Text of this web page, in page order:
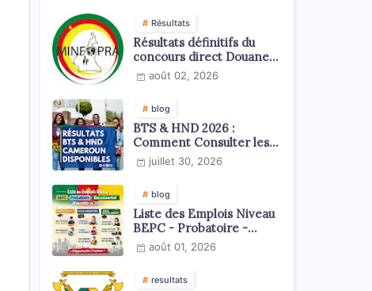
Résultats
Résultats définitifs du
concours direct Douanes
2026août 02, 2026
blog
BTS & HND 2026 :
Comment Consulter les
Résultats ?
juillet 30, 2026
blog
Liste des Emplois Niveau
BEPC - Probatoire -
Baccalauréat dispoblible
en 2026
août 01, 2026
resultats